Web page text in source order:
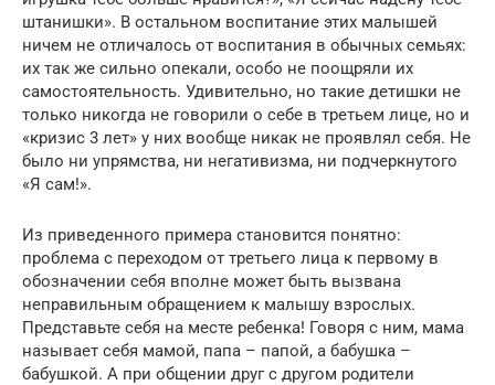
штанишки». В остальном воспитание этих малышей
ничем не отличалось от воспитания в обычных семьях:
их так же сильно опекали, особо не поощряли их
самостоятельность. Удивительно, но такие детишки не
только никогда не говорили о себе в третьем лице, но и
«кризис 3 лет» у них вообще никак не проявлял себя. Не
было ни упрямства, ни негативизма, ни подчеркнутого
«Я сам!».
Из приведенного примера становится понятно:
проблема с переходом от третьего лица к первому в
обозначении себя вполне может быть вызвана
неправильным обращением к малышу взрослых.
Представьте себя на месте ребенка! Говоря с ним, мама
называет себя мамой, папа – папой, а бабушка –
бабушкой. А при общении друг с другом родители